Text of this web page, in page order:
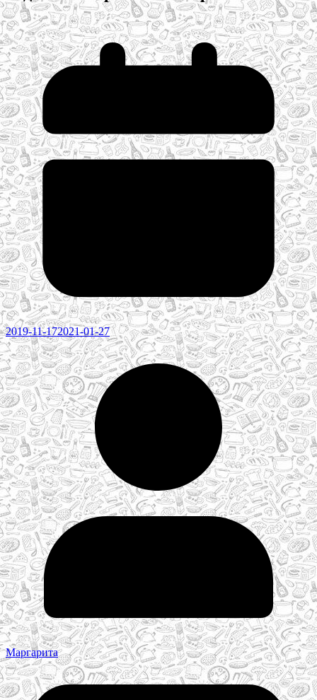
2019-11-172021-01-27
Маргарита